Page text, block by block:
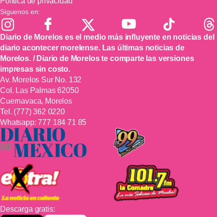
Síguenos en:
Diario de Morelos es el medio más influyente en noticias del
diario acontecer morelense. Las últimas noticias de
Morelos. / Diario de Morelos te comparte las versiones
impresas sin costo.
Av. Morelos Sur No. 132
Col. Las Palmas 62050
Cuernavaca, Morelos
Tel. (777) 362 0220
Whatsapp:777 184 71 85
Descarga gratis: